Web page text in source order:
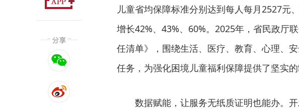
儿童省均保障标准分别达到每人每月2527元
增长42%、43%、60%。2025年，省民政厅
任清单》，围绕生活、医疗、教育、心理、
任务，为强化困境儿童福利保障提供了坚实的
数据赋能，让服务无纸质证明也能办。